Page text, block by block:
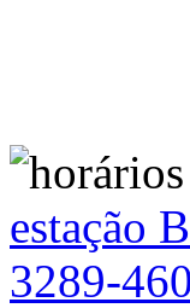
estação
3289-